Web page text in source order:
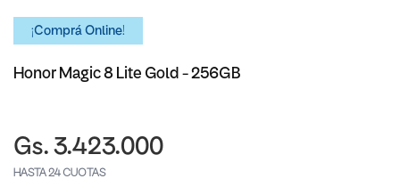
¡Comprá Online!
Honor Magic 8 Lite Gold - 256GB
Gs. 3.423.000
HASTA 24 CUOTAS